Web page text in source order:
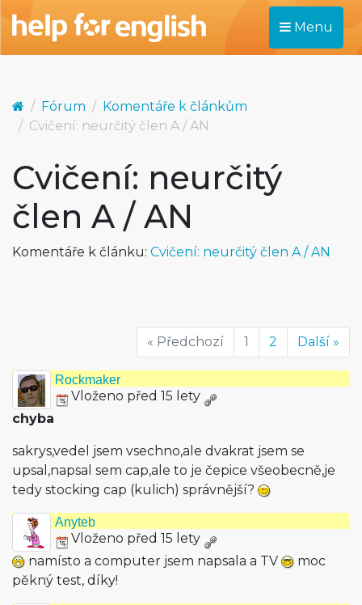
Menu
Fórum
Komentáře k článkům
Cvičení: neurčitý člen A / AN
Cvičení: neurčitý
člen A / AN
Komentáře k článku: Cvičení: neurčitý člen A / AN
« Předchozí 1 2 Další »
Rockmaker
Vloženo před 15 lety
chyba
sakrys,vedel jsem vsechno,ale dvakrat jsem se
upsal,napsal sem cap,ale to je čepice všeobecně,je
tedy stocking cap (kulich) správnější?
Anyteb
Vloženo před 15 lety
namísto a computer jsem napsala a TV
moc
pěkný test, díky!